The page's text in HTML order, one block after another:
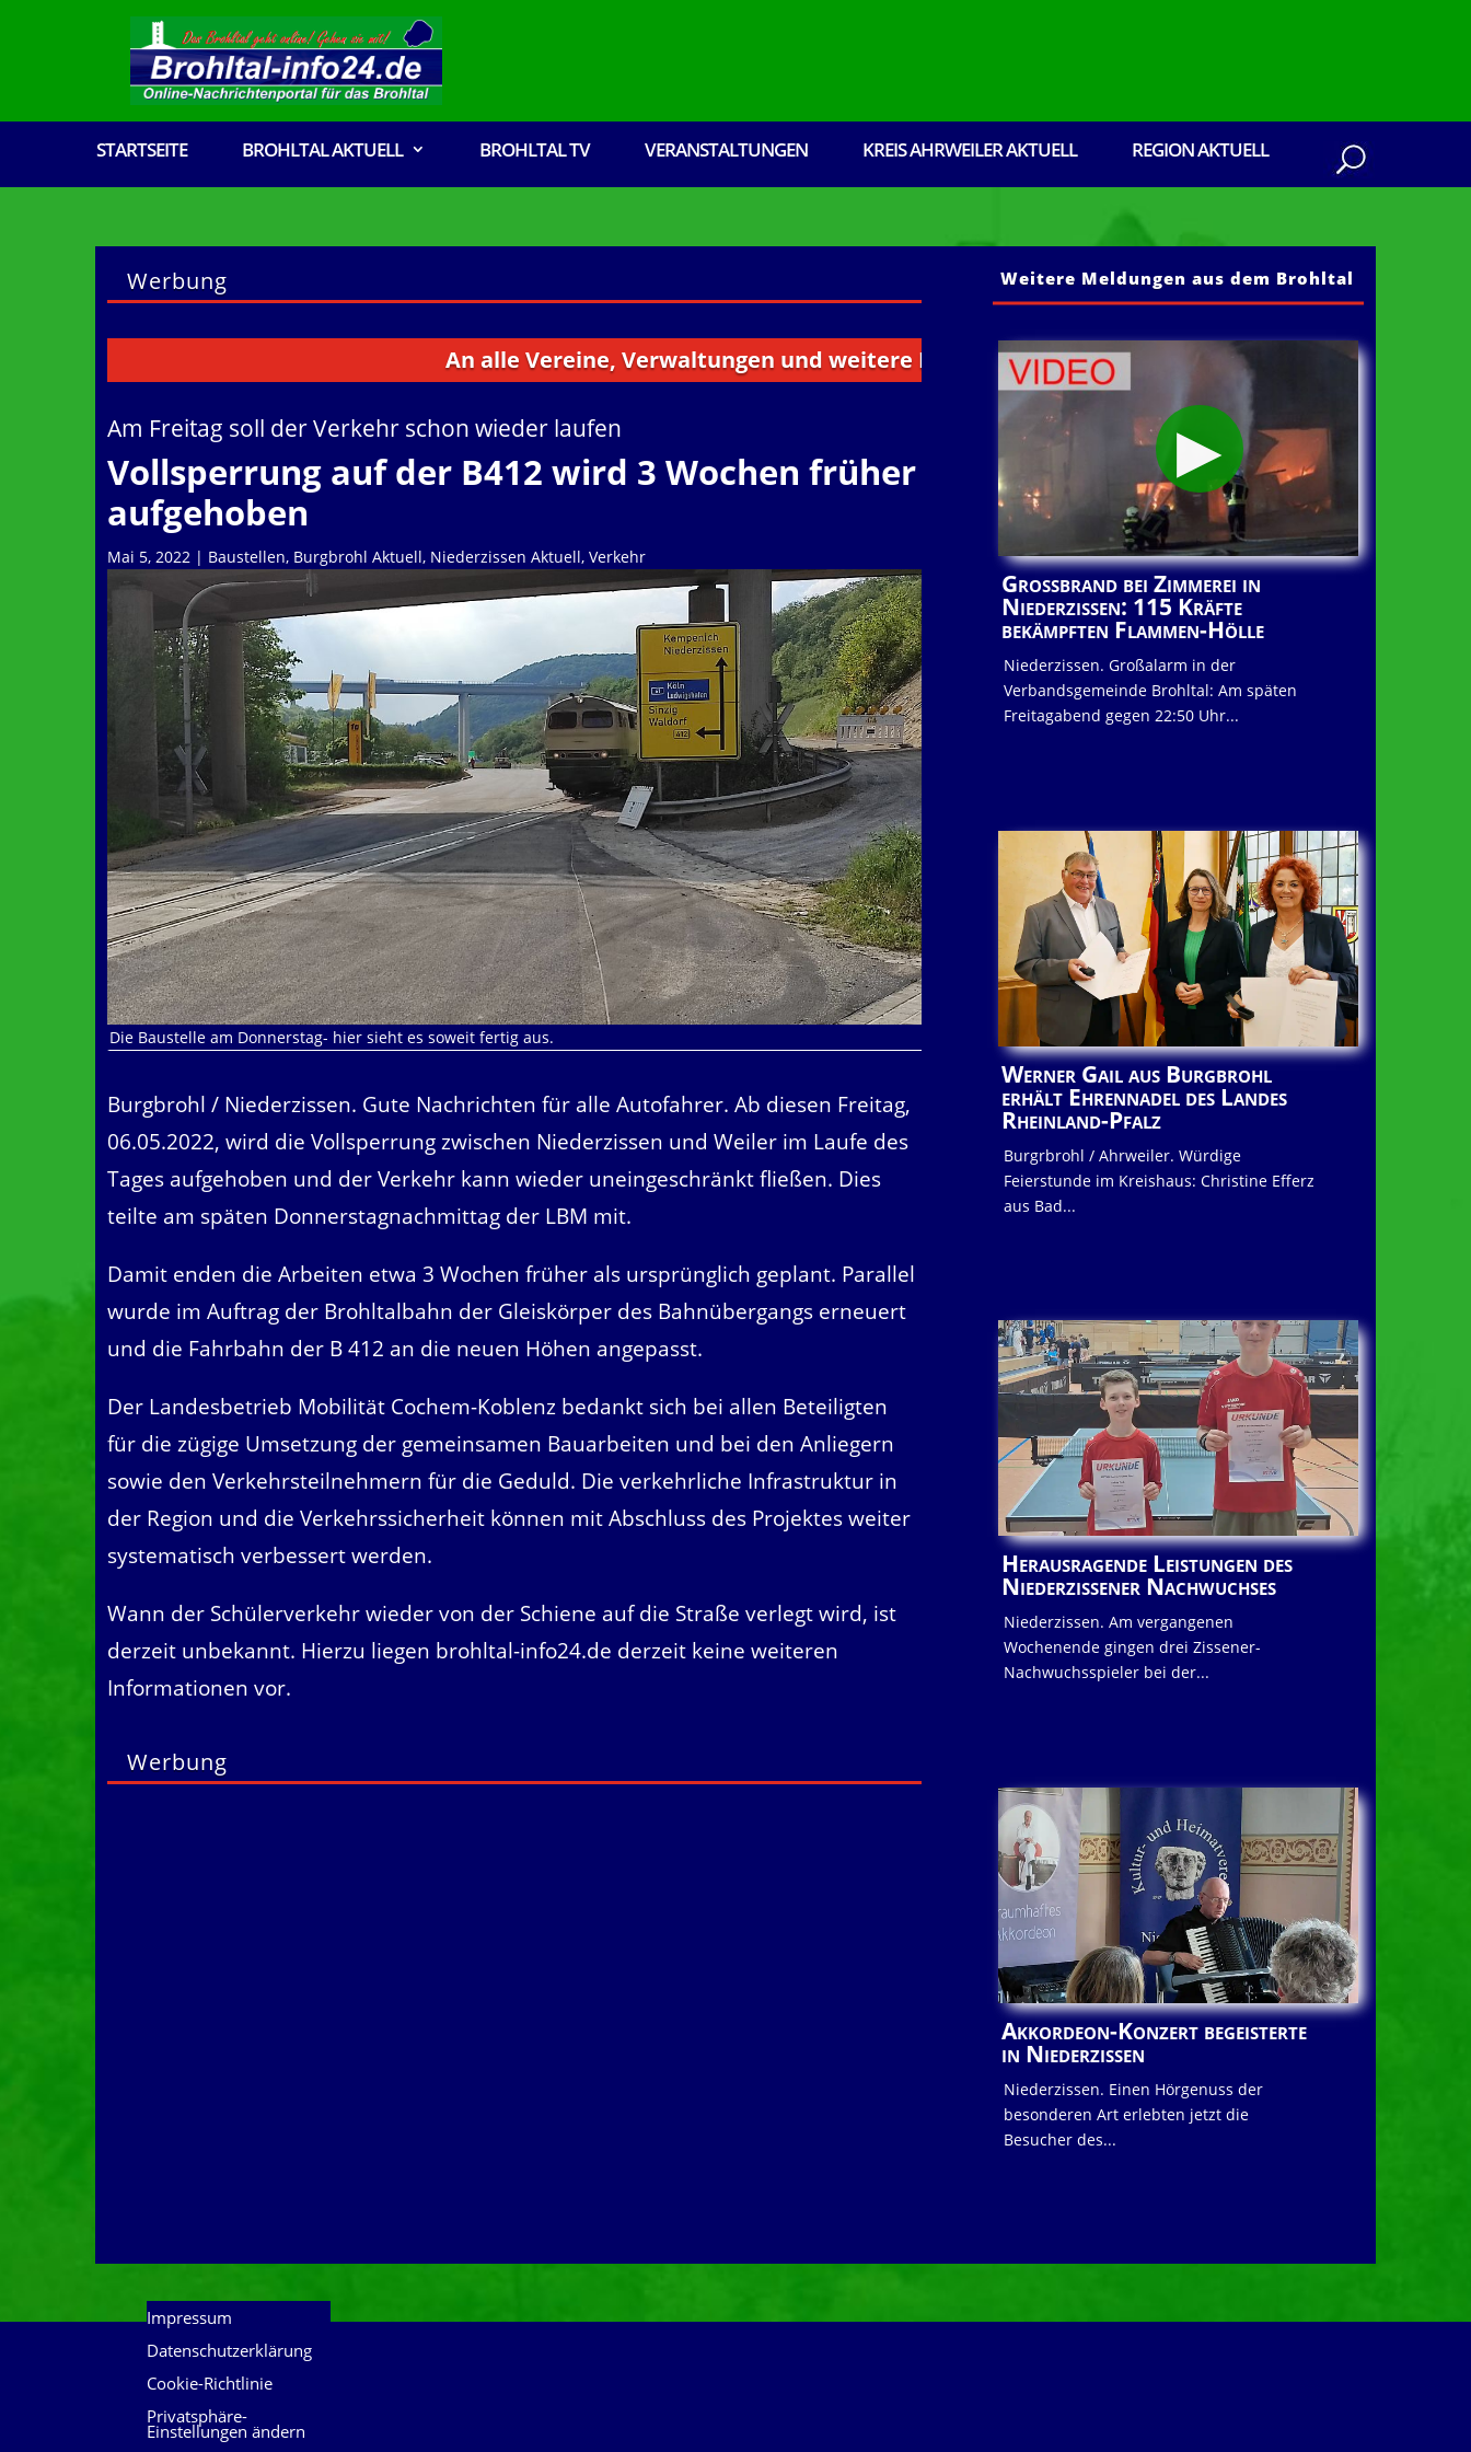
STARTSEITE BROHLTAL AKTUELL BROHLTAL TV VERANSTALTUNGEN KREIS AHRWEILER AKTUELL REGION AKTUELL
Werbung
An alle Vereine, Verwaltungen und weitere Institutionen aus dem Brohltal: Senden Sie ihre
Am Freitag soll der Verkehr schon wieder laufen
Vollsperrung auf der B412 wird 3 Wochen früher
aufgehoben
Mai 5, 2022 | Baustellen, Burgbrohl Aktuell, Niederzissen Aktuell,Verkehr
Die Baustelle am Donnerstag- hier sieht es soweit fertig aus.
Burgbrohl / Niederzissen. Gute Nachrichten für alle Autofahrer. Ab diesen Freitag,
06.05.2022, wird die Vollsperrung zwischen Niederzissen und Weiler im Laufe des
Tages aufgehoben und der Verkehr kann wieder uneingeschränkt fließen. Dies
teilte am späten Donnerstagnachmittag der LBM mit.
Damit enden die Arbeiten etwa 3 Wochen früher als ursprünglich geplant. Parallel
wurde im Auftrag der Brohltalbahn der Gleiskörper des Bahnübergangs erneuert
und die Fahrbahn der B 412 an die neuen Höhen angepasst.
Der Landesbetrieb Mobilität Cochem-Koblenz bedankt sich bei allen Beteiligten
für die zügige Umsetzung der gemeinsamen Bauarbeiten und bei den Anliegern
sowie den Verkehrsteilnehmern für die Geduld. Die verkehrliche Infrastruktur in
der Region und die Verkehrssicherheit können mit Abschluss des Projektes weiter
systematisch verbessert werden.
Wann der Schülerverkehr wieder von der Schiene auf die Straße verlegt wird, ist
derzeit unbekannt. Hierzu liegen brohltal-info24.de derzeit keine weiteren
Informationen vor.
Werbung
Weitere Meldungen aus dem Brohltal
Großbrand bei Zimmerei in
Niederzissen: 115 Kräfte
bekämpften Flammen-Hölle
Niederzissen. Großalarm in der
Verbandsgemeinde Brohltal: Am späten
Freitagabend gegen 22:50 Uhr...
Werner Gail aus Burgbrohl
erhält Ehrennadel des Landes
Rheinland-Pfalz
Burgrbrohl / Ahrweiler. Würdige
Feierstunde im Kreishaus: Christine Efferz
aus Bad...
Herausragende Leistungen des
Niederzissener Nachwuchses
Niederzissen. Am vergangenen
Wochenende gingen drei Zissener-
Nachwuchsspieler bei der...
Akkordeon-Konzert begeisterte
in Niederzissen
Niederzissen. Einen Hörgenuss der
besonderen Art erlebten jetzt die
Besucher des...
Impressum
Datenschutzerklärung
Cookie-Richtlinie
Privatsphäre-
Einstellungen ändern